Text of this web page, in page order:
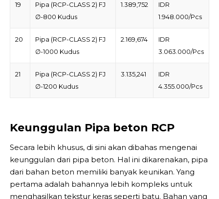
19
Pipa (RCP-CLASS 2) FJ
∅-800 Kudus
1.389,752
IDR
1.948.000/Pcs
20
Pipa (RCP-CLASS 2) FJ
∅-1000 Kudus
2.169,674
IDR
3.063.000/Pcs
21
Pipa (RCP-CLASS 2) FJ
∅-1200 Kudus
3.135,241
IDR
4.355.000/Pcs
Keunggulan Pipa beton RCP
Secara lebih khusus, di sini akan dibahas mengenai
keunggulan dari pipa beton. Hal ini dikarenakan, pipa
dari bahan beton memiliki banyak keunikan. Yang
pertama adalah bahannya lebih kompleks untuk
menghasilkan tekstur keras seperti batu. Bahan yang